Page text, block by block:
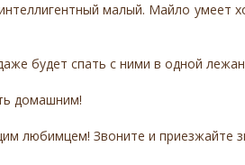
малый. Майло умеет
будет спать с ними в одной
домашним!
любимцем! Звоните и приезжайте